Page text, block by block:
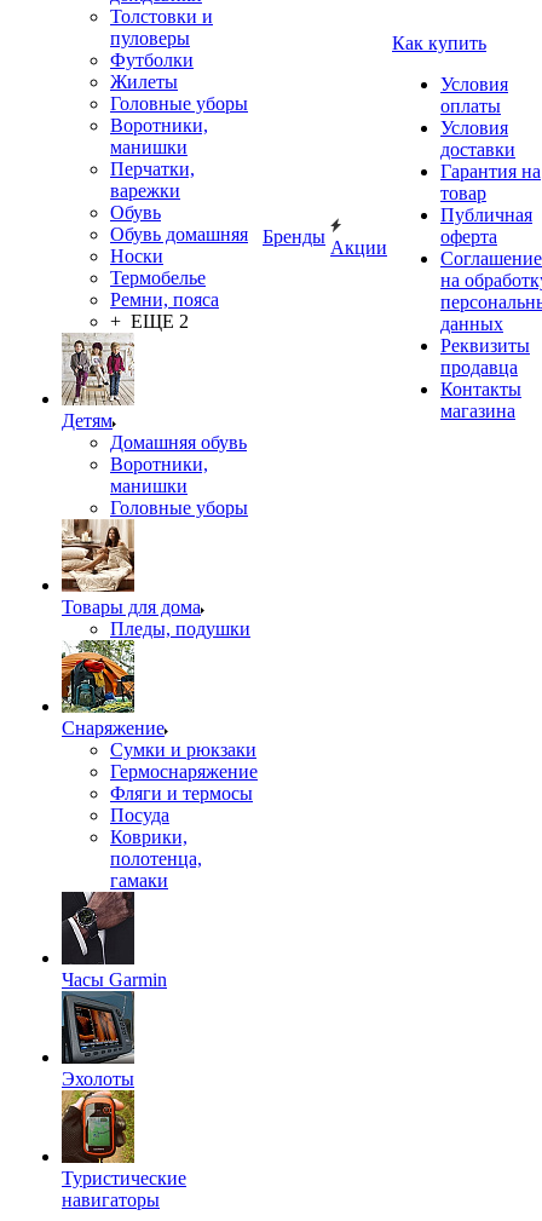
Толстовки и
пуловеры
Футболки
Жилеты
Головные уборы
Воротники,
манишки
Перчатки,
варежки
Обувь
Обувь домашняя
Носки
Термобелье
Ремни, пояса
+ ЕЩЕ 2
Детям
Домашняя обувь
Воротники,
манишки
Головные уборы
Товары для дома
Пледы, подушки
Снаряжение
Сумки и рюкзаки
Гермоснаряжение
Фляги и термосы
Посуда
Коврики,
полотенца,
гамаки
Часы Garmin
Эхолоты
Туристические
навигаторы
Бренды
Акции
Как купить
Условия
оплаты
Условия
доставки
Гарантия на
товар
Публичная
оферта
Соглашение
на
данных
Реквизиты
продавца
Контакты
магазина